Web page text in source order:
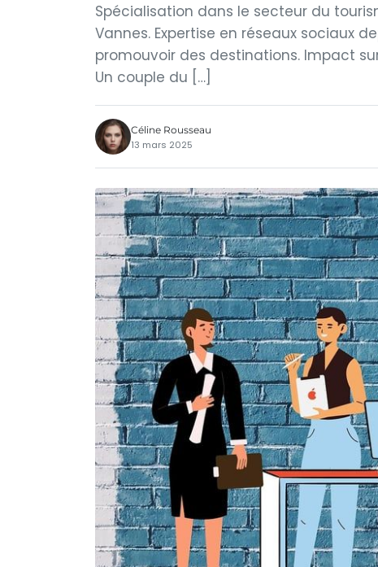
Spécialisation dans le secteur du
Vannes. Expertise en réseaux sociaux
promouvoir des destinations. Impact
Un couple du […]
Céline Rousseau
13 mars 2025